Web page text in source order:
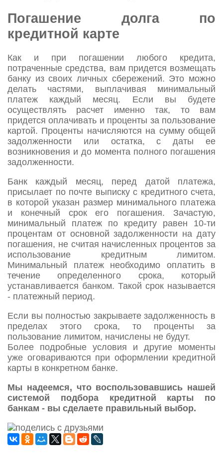
Погашение долга по
кредитной карте
Как и при погашении любого кредита,
потраченные средства, вам придется возмещать
банку из своих личных сбережений. Это можно
делать частями, выплачивая минимальный
платеж каждый месяц. Если вы будете
осуществлять расчет именно так, то вам
придется оплачивать и проценты за пользование
картой. Проценты начисляются на сумму общей
задолженности или остатка, с даты ее
возникновения и до момента полного погашения
задолженности.
Банк каждый месяц, перед датой платежа,
присылает по почте выписку с кредитного счета,
в которой указан размер минимального платежа
и конечный срок его погашения. Зачастую,
минимальный платеж по кредиту равен 10-ти
процентам от основной задолженности на дату
погашения, не считая начисленных процентов за
использование кредитным лимитом.
Минимальный платеж необходимо оплатить в
течение определенного срока, который
устанавливается банком. Такой срок называется
- платежный период.
Если вы полностью закрываете задолженность в
пределах этого срока, то проценты за
пользование лимитом, начислены не будут.
Более подробные условия и другие моменты
уже оговариваются при оформлении кредитной
карты в конкретном банке.
Мы надеемся, что воспользовавшись нашей
системой подбора кредитной карты по
банкам - вы сделаете правильный выбор.